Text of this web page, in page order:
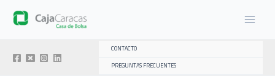
CONTACTO
PREGUNTAS FRECUENTES